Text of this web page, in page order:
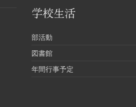
学校生活
部活動
図書館
年間行事予定